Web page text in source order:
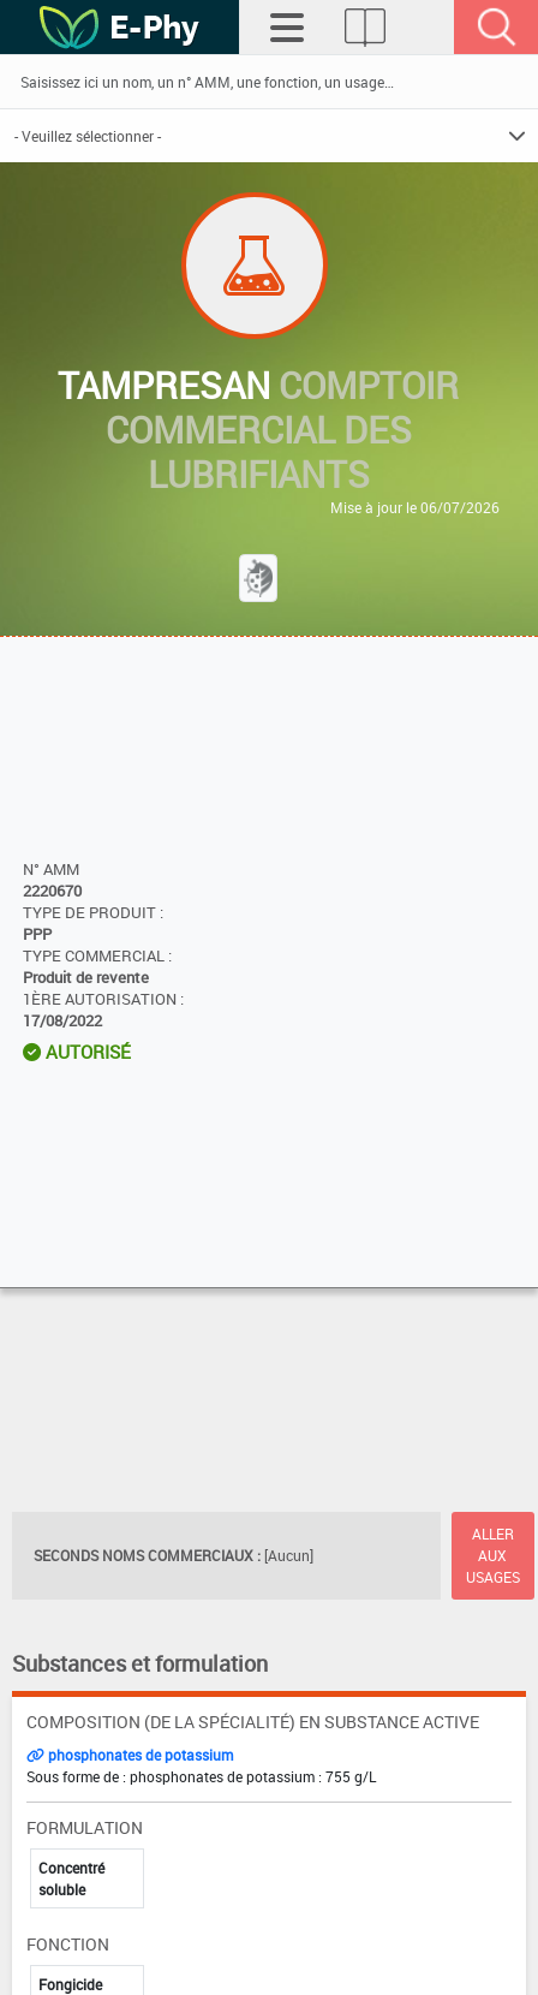
TAMPRESAN COMPTOIR
COMMERCIAL DES
LUBRIFIANTS
Mise à jour le 06/07/2026
N° AMM
2220670
TYPE DE PRODUIT :
PPP
TYPE COMMERCIAL :
Produit de revente
1ÈRE AUTORISATION :
17/08/2022
AUTORISÉ
SECONDS NOMS COMMERCIAUX : [Aucun]
ALLER
AUX
USAGES
Substances et formulation
COMPOSITION (DE LA SPÉCIALITÉ) EN SUBSTANCE ACTIVE
phosphonates de potassium
Sous forme de : phosphonates de potassium : 755 g/L
FORMULATION
Concentré
soluble
FONCTION
Fongicide